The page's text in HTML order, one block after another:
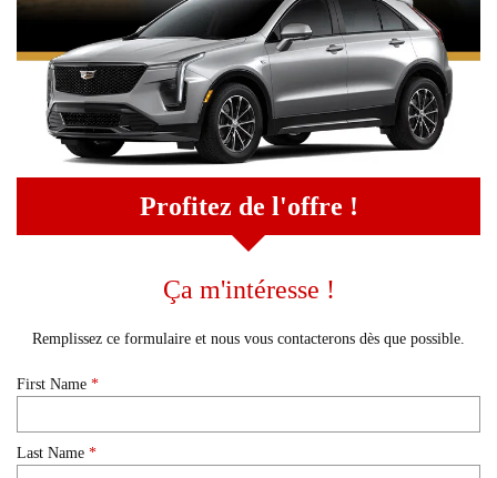
Profitez de l'offre !
Ça m'intéresse !
Remplissez ce formulaire et nous vous contacterons dès que possible.
First Name *
Last Name *